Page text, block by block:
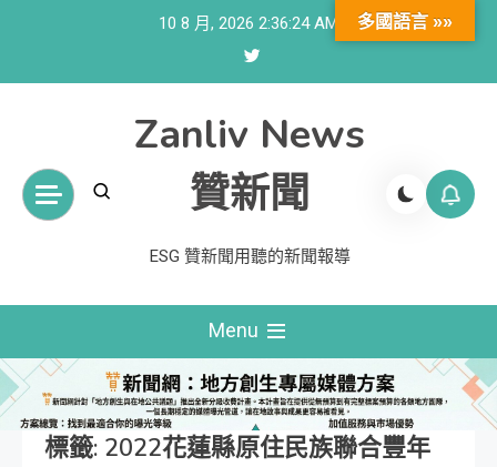
10 8 月, 2026 2:36:24 AM
Zanliv News
贊新聞
ESG 贊新聞用聽的新聞報導
Menu
標籤: 2022花蓮縣原住民族聯合豐年
多國語言 »»